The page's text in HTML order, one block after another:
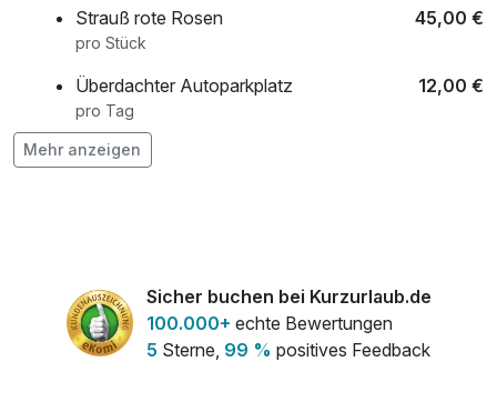
Strauß rote Rosen 45,00 €
pro Stück
Überdachter Autoparkplatz 12,00 €
pro Tag
Mehr anzeigen
Sicher buchen bei Kurzurlaub.de
100.000+ echte Bewertungen
5 Sterne, 99 % positives Feedback